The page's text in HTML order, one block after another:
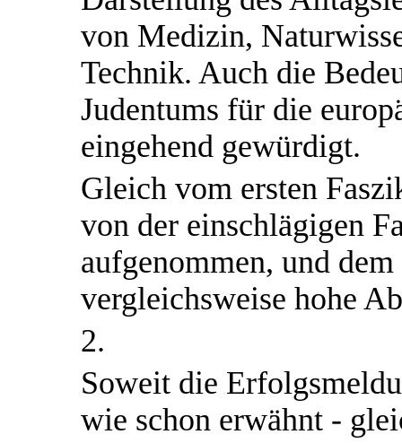
von Medizin,
Technik. Auch die
Judentums für die
eingehend gewürdigt.
Gleich vom ersten
von der einschlägigen
aufgenommen, und
vergleichsweise hohe
2.
Soweit die
wie schon erwähnt -